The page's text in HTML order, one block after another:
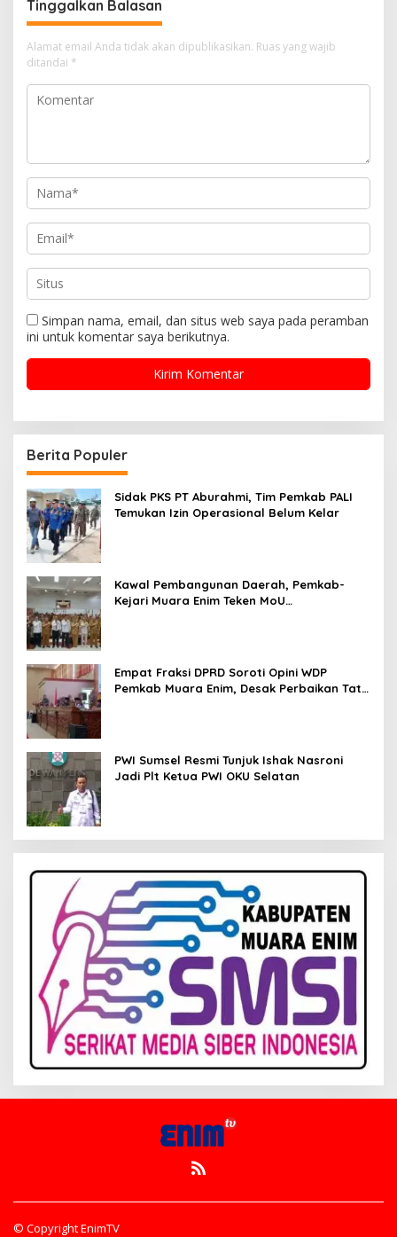
Tinggalkan Balasan
Alamat email Anda tidak akan dipublikasikan. Ruas yang wajib
ditandai *
Simpan nama, email, dan situs web saya pada peramban
ini untuk komentar saya berikutnya.
Berita Populer
Sidak PKS PT Aburahmi, Tim Pemkab PALI
Temukan Izin Operasional Belum Kelar
Kawal Pembangunan Daerah, Pemkab-
Kejari Muara Enim Teken MoU
Empat Fraksi DPRD Soroti Opini WDP
Pemkab Muara Enim, Desak Perbaikan Tata
PWI Sumsel Resmi Tunjuk Ishak Nasroni
Jadi Plt Ketua PWI OKU Selatan
© Copyright EnimTV